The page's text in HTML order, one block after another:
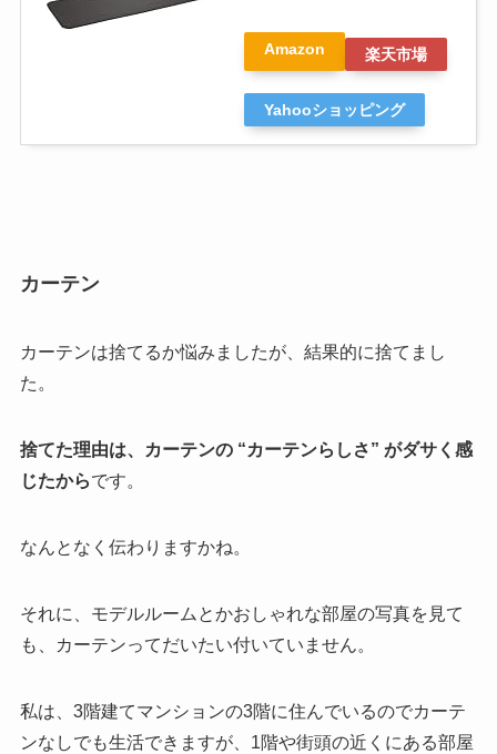
Amazon 楽天市場
Yahooショッピング
カーテン
カーテンは捨てるか悩みましたが、結果的に捨てまし
た。
捨てた理由は、カーテンの “カーテンらしさ” がダサく感
じたからです。
なんとなく伝わりますかね。
それに、モデルルームとかおしゃれな部屋の写真を見て
も、カーテンってだいたい付いていません。
私は、3階建てマンションの3階に住んでいるのでカーテ
ンなしでも生活できますが、1階や街頭の近くにある部屋